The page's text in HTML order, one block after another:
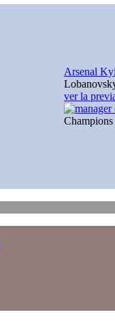
Arsenal
ver la